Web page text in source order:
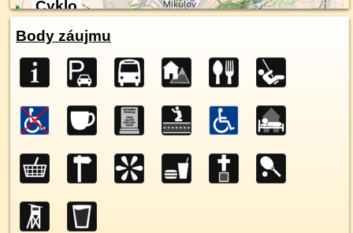
Cyklo
Body záujmu